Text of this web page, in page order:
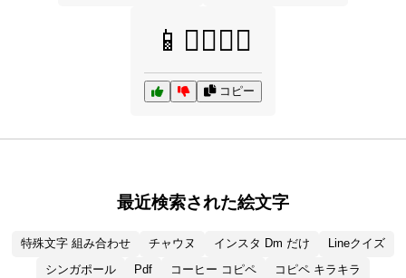
📱🚶‍♂️🚴‍♀️
コピー
最近検索された絵文字
特殊文字 組み合わせ チャウヌ インスタ Dm だけ
Lineクイズ
シンガポール
Pdf コーヒー コピペ
コピペ キラキラ